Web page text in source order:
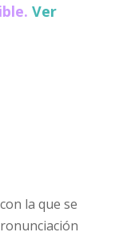
Ver
la que se